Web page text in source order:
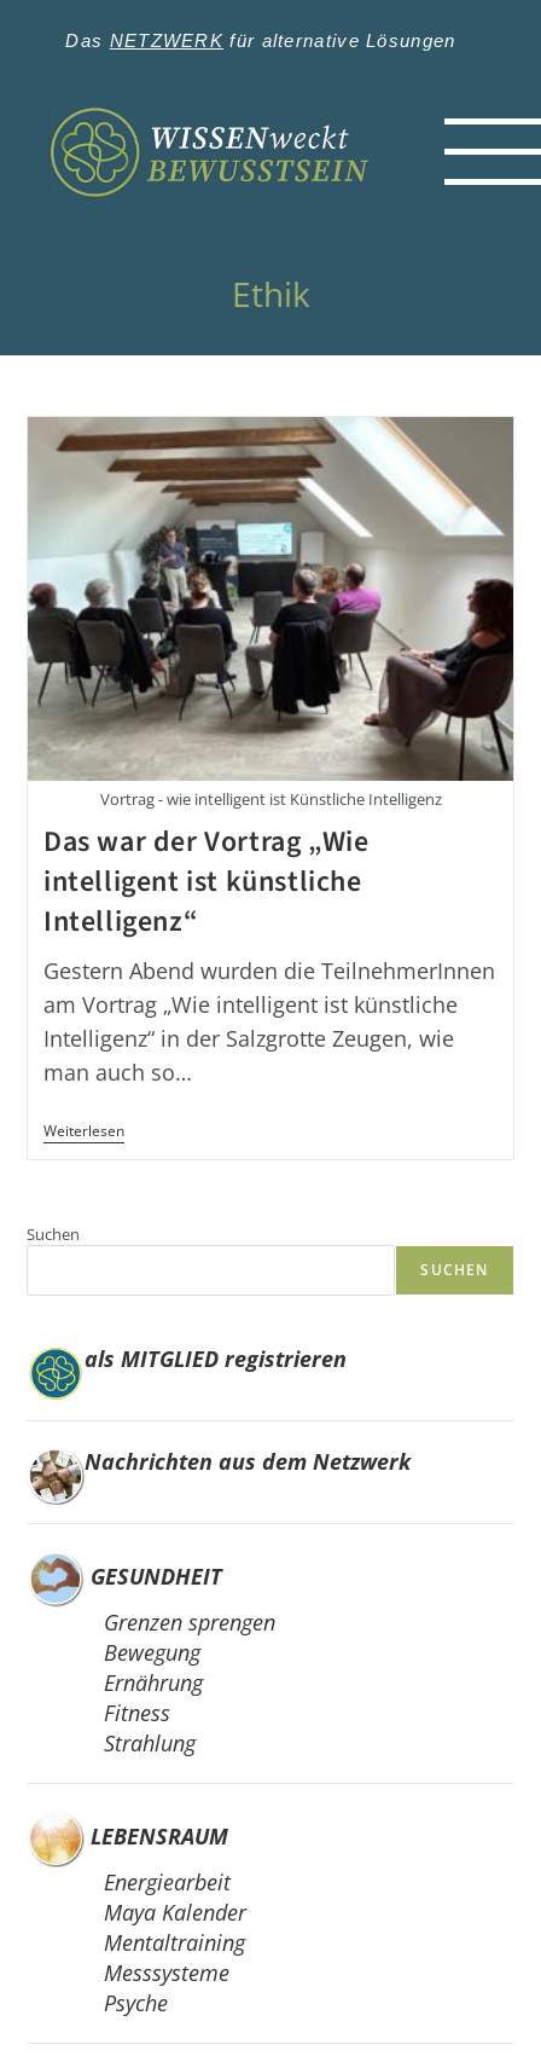
Das NETZWERK für alternative Lösungen
Ethik
Vortrag - wie intelligent ist Künstliche Intelligenz
Das war der Vortrag „Wie
intelligent ist künstliche
Intelligenz“
Gestern Abend wurden die TeilnehmerInnen
am Vortrag „Wie intelligent ist künstliche
Intelligenz“ in der Salzgrotte Zeugen, wie
man auch so…
WeiterlesenDas
War
Ist
Suchen
SUCHEN
als MITGLIED registrieren
Nachrichten aus dem Netzwerk
GESUNDHEIT
Grenzen sprengen
Bewegung
Ernährung
Fitness
Strahlung
LEBENSRAUM
Energiearbeit
Maya Kalender
Mentaltraining
Messsysteme
Psyche